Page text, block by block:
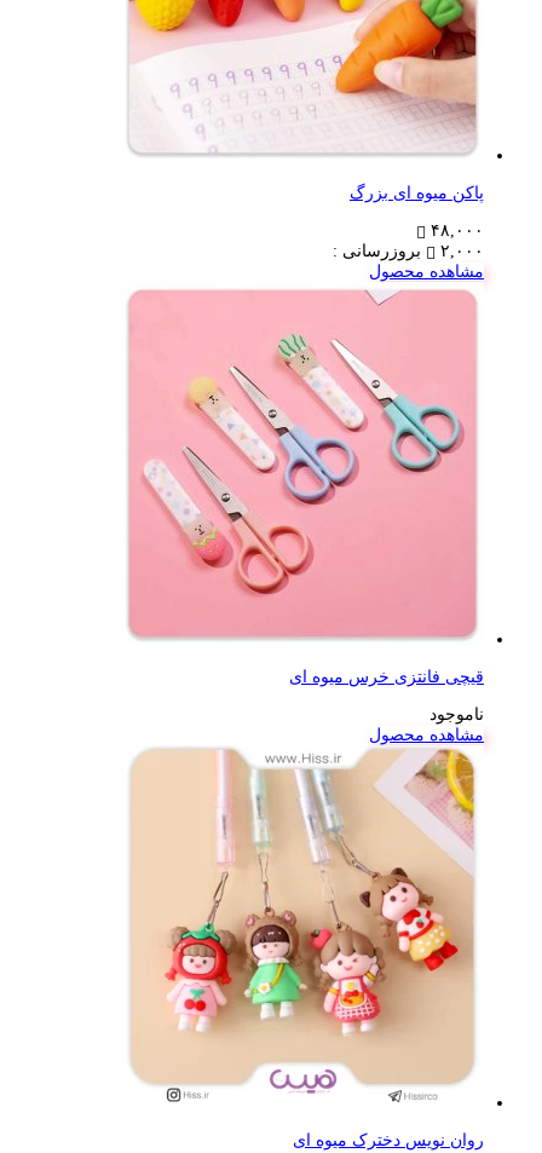
پاکن میوه ای بزرگ
۴۸,۰۰۰
۲,۰۰۰
بروزرسانی :
مشاهده محصول
قیچی فانتزی خرس میوه ای
ناموجود
مشاهده محصول
روان نویس دخترک میوه ای